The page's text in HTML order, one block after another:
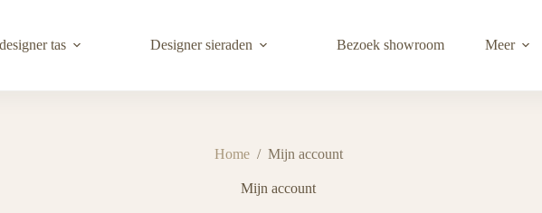
tas Designer sieraden Bezoek showroom Meer
Home / Mijn account
Mijn account